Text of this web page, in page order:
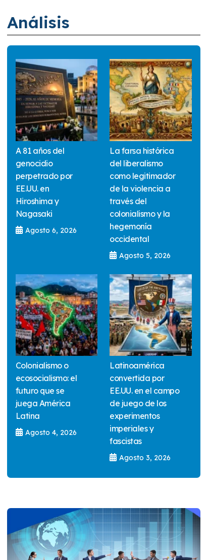
Análisis
A 81 años del
genocidio
perpetrado por
EE.UU. en
Hiroshima y
Nagasaki
Agosto 6, 2026
La farsa histórica
del liberalismo
como legitimador
de la violencia a
través del
colonialismo y la
hegemonía
occidental
Agosto 5, 2026
Colonialismo o
ecosocialismo: el
futuro que se
juega América
Latina
Agosto 4, 2026
Latinoamérica
convertida por
EE.UU. en el campo
de juego de los
experimentos
imperiales y
fascistas
Agosto 3, 2026